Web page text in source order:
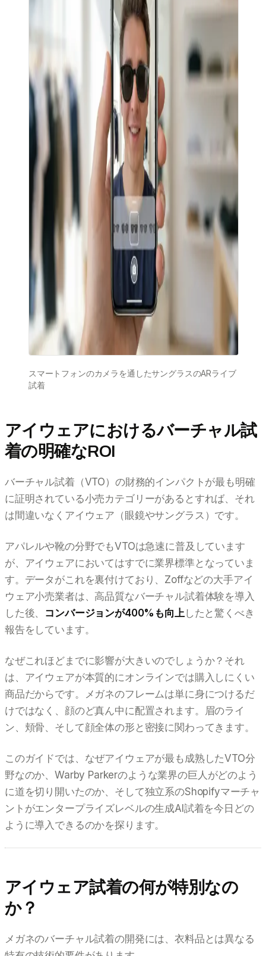
スマートフォンのカメラを通したサングラスのARライブ
試着
アイウェアにおけるバーチャル試
着の明確なROI
バーチャル試着（VTO）の財務的インパクトが最も明確
に証明されている小売カテゴリーがあるとすれば、それ
は間違いなくアイウェア（眼鏡やサングラス）です。
アパレルや靴の分野でもVTOは急速に普及しています
が、アイウェアにおいてはすでに業界標準となっていま
す。データがこれを裏付けており、Zoffなどの大手アイ
ウェア小売業者は、高品質なバーチャル試着体験を導入
した後、 コンバージョンが400%も向上 したと驚くべき
報告をしています。
なぜこれほどまでに影響が大きいのでしょうか？それ
は、アイウェアが本質的にオンラインでは購入しにくい
商品だからです。メガネのフレームは単に身につけるだ
けではなく、顔のど真ん中に配置されます。眉のライ
ン、頬骨、そして顔全体の形と密接に関わってきます。
このガイドでは、なぜアイウェアが最も成熟したVTO分
野なのか、Warby Parkerのような業界の巨人がどのよう
に道を切り開いたのか、そして独立系のShopifyマーチャ
ントがエンタープライズレベルの生成AI試着を今日どの
ように導入できるのかを探ります。
アイウェア試着の何が特別なの
か？
メガネのバーチャル試着の開発には、衣料品とは異なる